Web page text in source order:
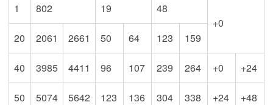
1 802 19
48
+0
20
2061 2661 50 64 123 159
40 3985 4411 96 107 239 264 +0 +24
50 5074 5642 123 136 304 338 +24 +48